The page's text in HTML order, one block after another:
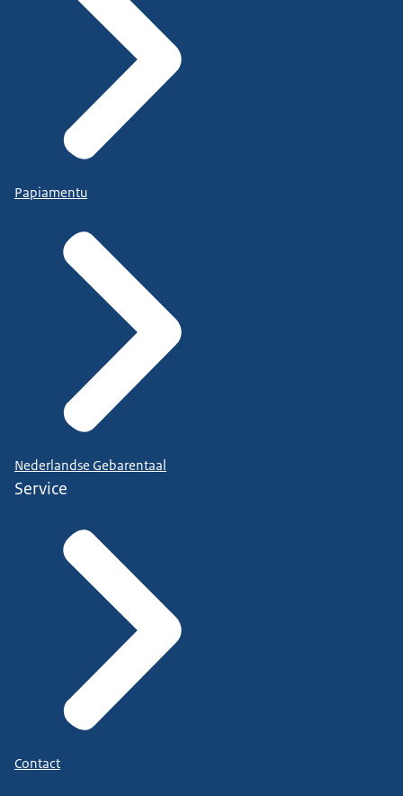
Papiamentu
Nederlandse Gebarentaal
Service
Contact